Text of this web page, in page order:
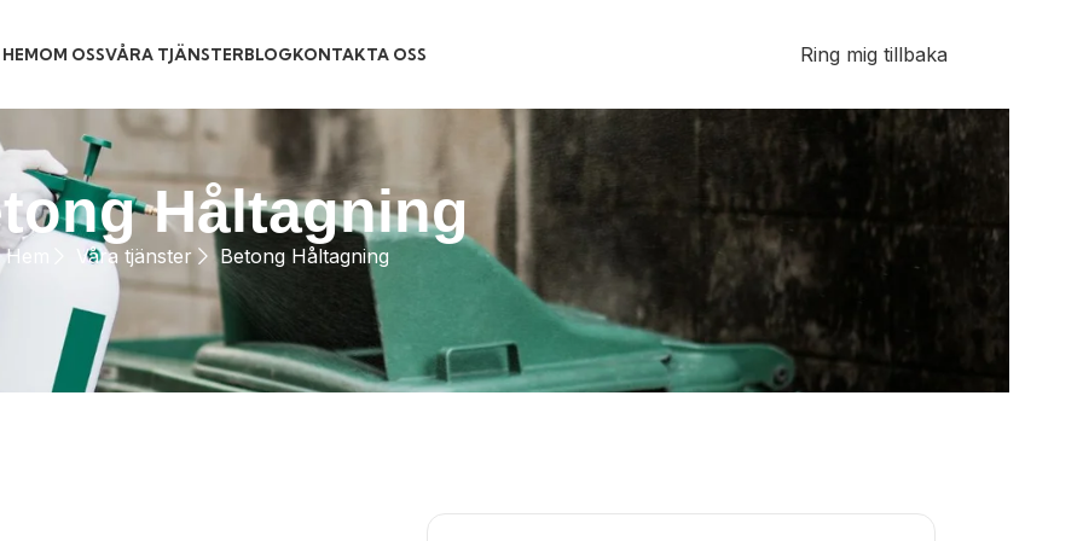
HEMOM OSSVÅRA TJÄNSTERBLOGKONTAKTA OSS Ring mig tillbaka
Håltagning
Hem Våra tjänster Betong Håltagning